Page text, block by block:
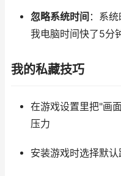
忽略系统时间 ：系
我电脑时间快了5分
我的私藏技巧
在游戏设置里把"画
压力
安装游戏时选择默